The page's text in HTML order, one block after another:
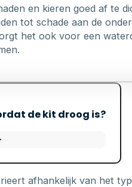
en kieren goed af te
tot schade aan de
het ook voor een
de kit droog is?
afhankelijk van het